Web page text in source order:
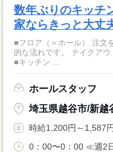
数年ぶりのキッチ
家ならきっと大丈
■フロア（＝ホール） 注文を伺
的な流れです。 テイクア
■キッチン ...
ホールスタッフ
埼玉県越谷市/新越
時給1,200円～1,587円
0：00〜0：00 ≪週2